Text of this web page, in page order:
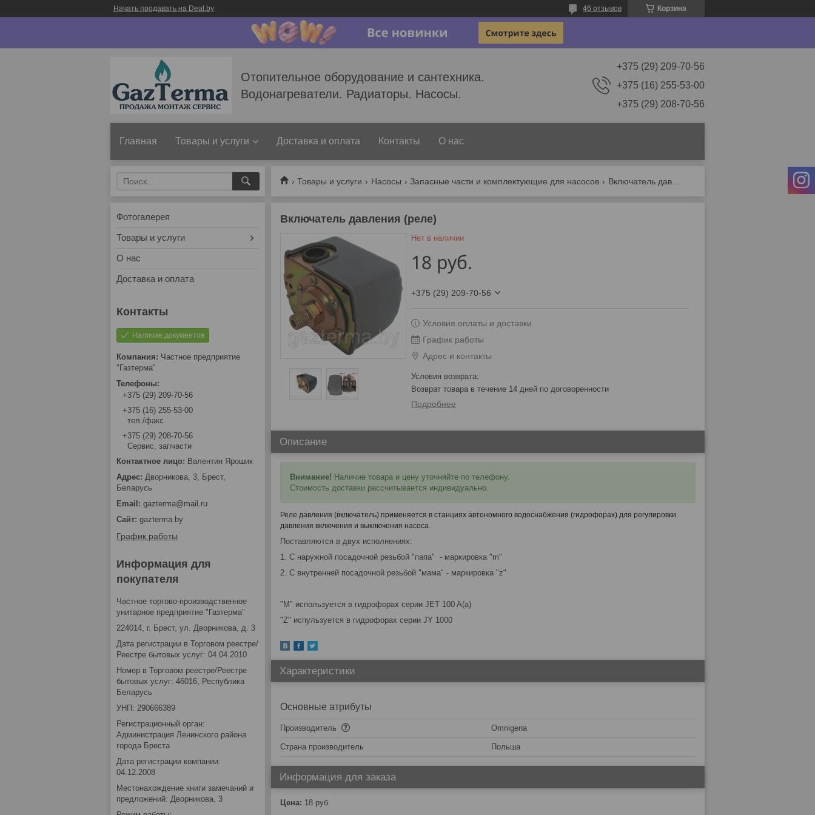
Начать продавать на Deal.by Корзина
46 отзывов
Отопительное оборудование и сантехника.
Водонагреватели. Радиаторы. Насосы.
+375 (29) 209-70-56
+375 (16) 255-53-00
+375 (29) 208-70-56
Главная Товары и услуги Доставка и оплата Контакты О нас
Товары и услуги Насосы Запасные части и комплектующие для насосов Включатель давления (реле)
Включатель давления (реле)
Нет в наличии
18 руб.
+375 (29) 209-70-56
Условия оплаты и доставки
График работы
Адрес и контакты
возврат товара в течение 14 дней по договоренности
Подробнее
Описание
Внимание! Наличие товара и цену уточняйте по телефону.
Стоимость доставки рассчитывается индивидуально.
Реле давления (включатель) применяется в станциях автономного водоснабжения (гидрофорах) для регулировки
давления включения и выключения насоса.
Поставляются в двух исполнениях:
1. С наружной посадочной резьбой "папа" - маркировка "m"
2. C внутренней посадочной резьбой "мама" - маркировка "z"
"M" используется в гидрофорах серии JET 100 A(a)
"Z" испульзуется в гидрофорах серии JY 1000
Характеристики
Основные атрибуты
Производитель Omnigena
Страна производитель Польша
Информация для заказа
Цена: 18 руб.
Фотогалерея
Товары и услуги
О нас
Доставка и оплата
Наличие документов
Частное предприятие
"Газтерма"
+375 (29) 209-70-56
+375 (16) 255-53-00
тел./факс
+375 (29) 208-70-56
Сервис, запчасти
Валентин Ярошик
Дворникова, 3, Брест,
Беларусь
gazterma@mail.ru
gazterma.by
График работы
Информация для
покупателя
Частное торгово-производственное
унитарное предприятие "Газтерма"
224014, г. Брест, ул. Дворникова, д. 3
Дата регистрации в Торговом реестре/
Реестре бытовых услуг: 04.04.2010
Номер в Торговом реестре/Реестре
бытовых услуг: 46016, Республика
Беларусь
УНП: 290666389
Регистрационный орган:
Администрация Ленинского района
города Бреста
Дата регистрации компании:
04.12.2008
Местонахождение книги замечаний и
предложений: Дворникова, 3